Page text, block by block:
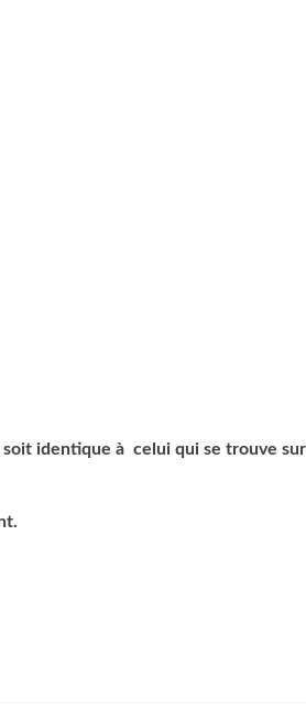
identique à celui qui se trouve